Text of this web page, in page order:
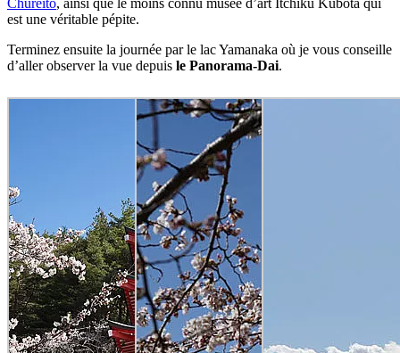
est une véritable pépite.
Terminez ensuite la journée par le lac Yamanaka où je vous conseille
d’aller observer la vue depuis le Panorama-Dai.